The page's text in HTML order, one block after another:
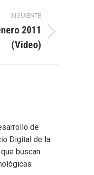
SIGUIENTE
2011
(Video)
de
Digital de la
buscan